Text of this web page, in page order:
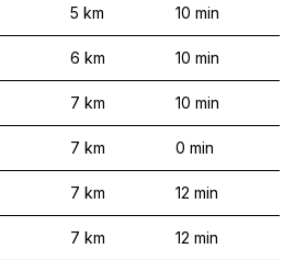
5 km 10 min
6 km 10 min
7 km 10 min
7 km 0 min
7 km 12 min
7 km 12 min